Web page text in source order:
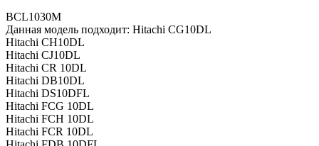
BCL1030M
Данная модель подходит: Hitachi CG10DL
Hitachi CH10DL
Hitachi CJ10DL
Hitachi CR 10DL
Hitachi DB10DL
Hitachi DS10DFL
Hitachi FCG 10DL
Hitachi FCH 10DL
Hitachi FCR 10DL